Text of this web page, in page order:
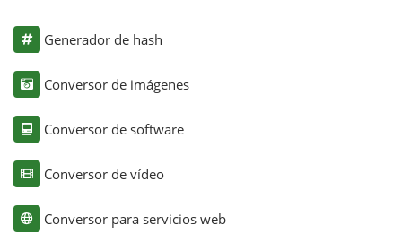
Generador de hash
Conversor de imágenes
Conversor de software
Conversor de vídeo
Conversor para servicios web